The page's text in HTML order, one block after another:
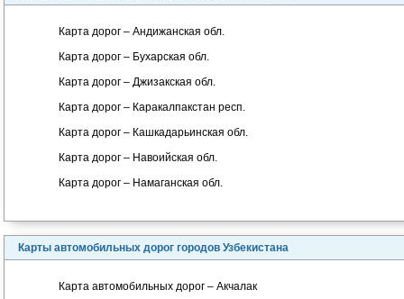
Карта дорог – Андижанская обл.
Карта дорог – Бухарская обл.
Карта дорог – Джизакская обл.
Карта дорог – Каракалпакстан респ.
Карта дорог – Кашкадарьинская обл.
Карта дорог – Навоийская обл.
Карта дорог – Намаганская обл.
Карты автомобильных дорог городов Узбекистана
Карта автомобильных дорог – Акчалак